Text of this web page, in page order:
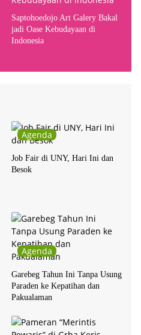
Saptohoedojo Art Galery Bakal
jadi Oase Kebudayaan di
Indonesia
Agenda
Job Fair di UNY, Hari Ini dan
Besok
Agenda
Garebeg Tahun Ini Tanpa Usung
Paraden ke Kepatihan dan
Pakualaman